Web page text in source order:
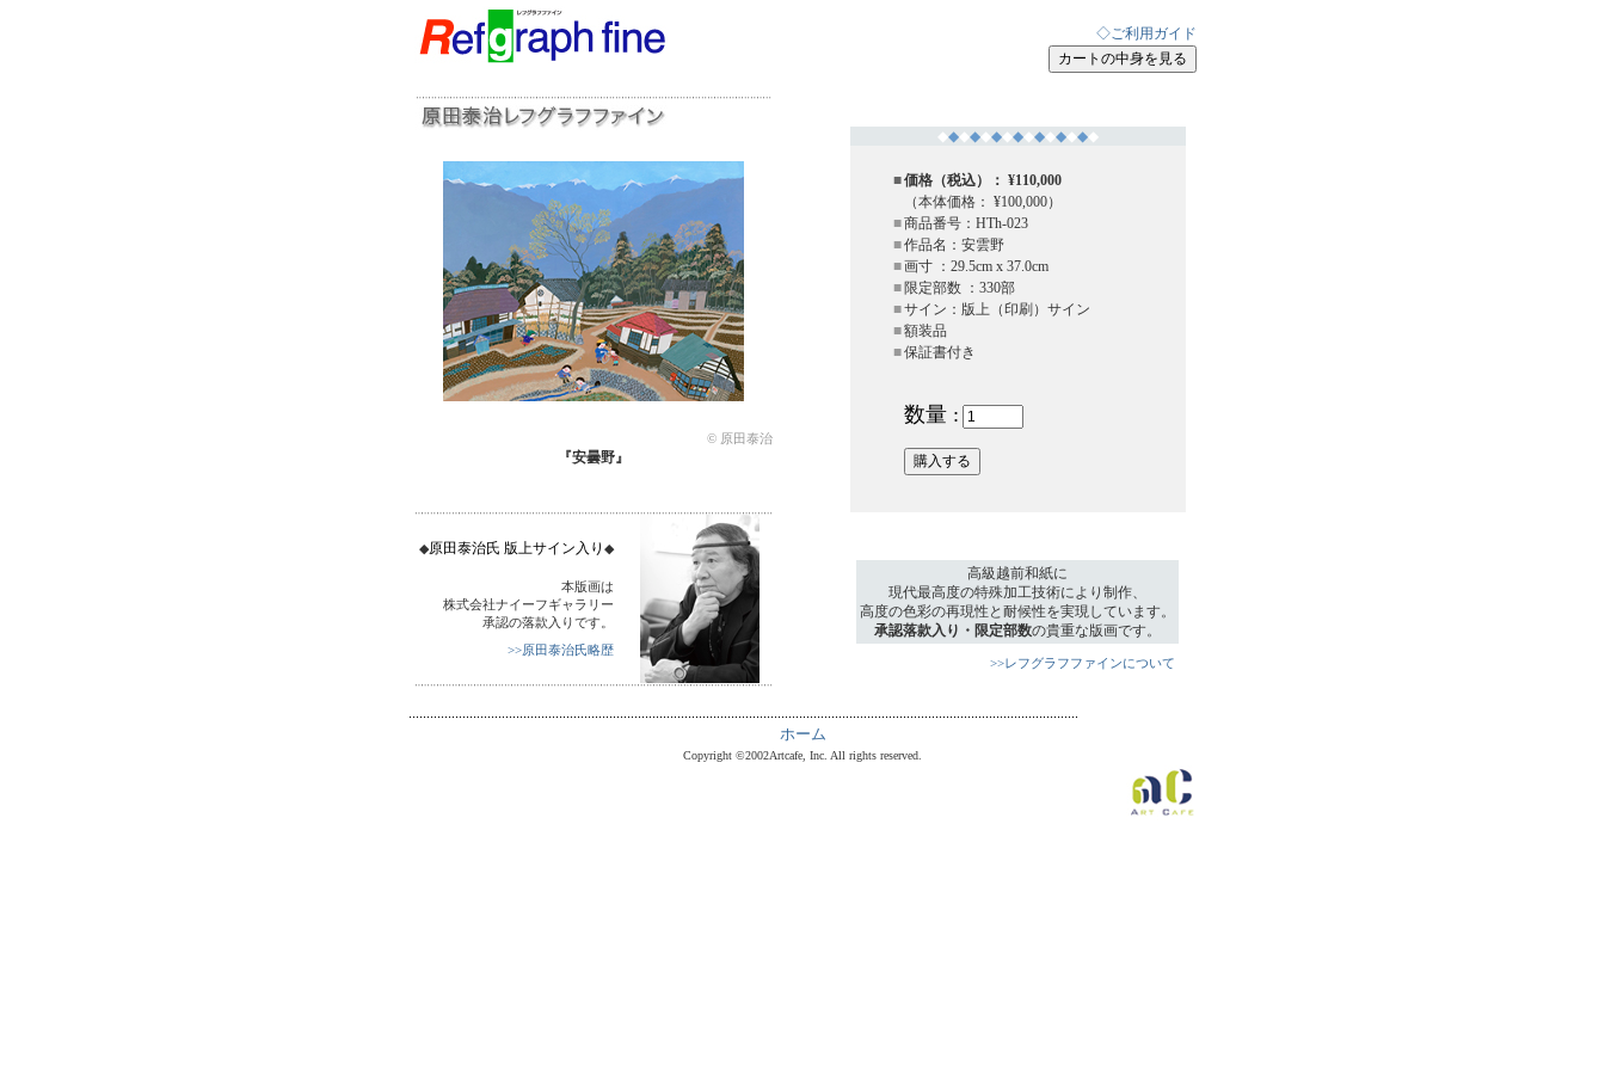
◇ご利用ガイド
© 原田泰治
『安曇野』
◆原田泰治氏 版上サイン入り ◆
本版画は
株式会社ナイーフギャラリー
承認の落款入りです。
>>原田泰治氏略歴
◆◆◆◆◆◆◆◆◆◆◆◆◆◆◆
■価格（税込）： ¥110,000
（本体価格： ¥100,000）
■商品番号：HTh-023
■作品名：安雲野
■画寸 ：29.5cm x 37.0cm
■ 限定部数 ：330部
■サイン：版上（印刷）サイン
■額装品
■保証書付き
数量 :
高級越前和紙に
現代最高度の特殊加工技術により制作、
高度の色彩の再現性と耐候性を実現しています。
承認落款入り・限定部数の貴重な版画です。
>>レフグラフファインについて
ホーム
Copyright ©2002Artcafe, Inc. All rights reserved.